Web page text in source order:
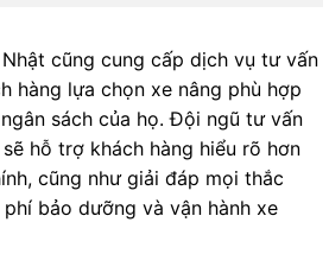
cũng cung cấp dịch vụ tư vấn
hàng lựa chọn xe nâng phù hợp
sách của họ. Đội ngũ tư vấn
hỗ trợ khách hàng hiểu rõ hơn
cũng như giải đáp mọi thắc
bảo dưỡng và vận hành xe